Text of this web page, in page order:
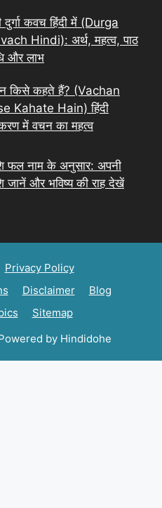
दुर्गा कवच हिंदी में (Durga
Hindi): अर्थ, महत्व, पाठ
और लाभ
किसे कहते हैं? (Vachan
Kahate Hain) हिंदी
में वचन का महत्व
फल नाम के अनुसार: अपनी
जानें और भविष्य की राह देखें
Privacy Policy
Disclaimer
Blog
Sitemap
by Hindidohe